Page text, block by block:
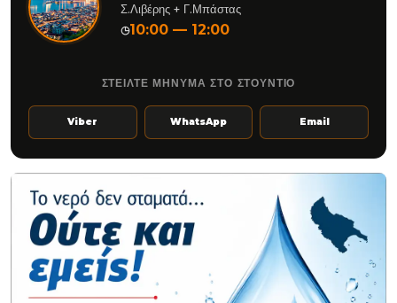
Σ.Λιβέρης + Γ.Μπάστας
◷10:00 — 12:00
ΣΤΕΙΛΤΕ ΜΗΝΥΜΑ ΣΤΟ ΣΤΟΥΝΤΙΟ
Viber WhatsApp Email